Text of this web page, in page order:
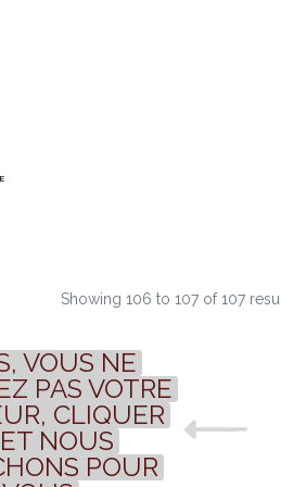
Showing 106 to 107of107
VOUS NE
PAS VOTRE
CLIQUER
NOUS
POUR